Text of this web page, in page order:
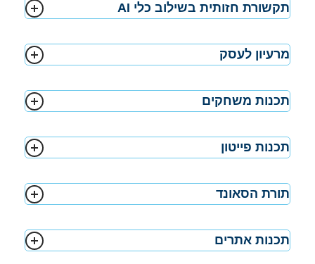
תקשורת חזותית בשילוב כלי AI
מרעיון לעסק
תכנות משחקים
תכנות פייטון
תורת הסאונד
תכנות אתרים